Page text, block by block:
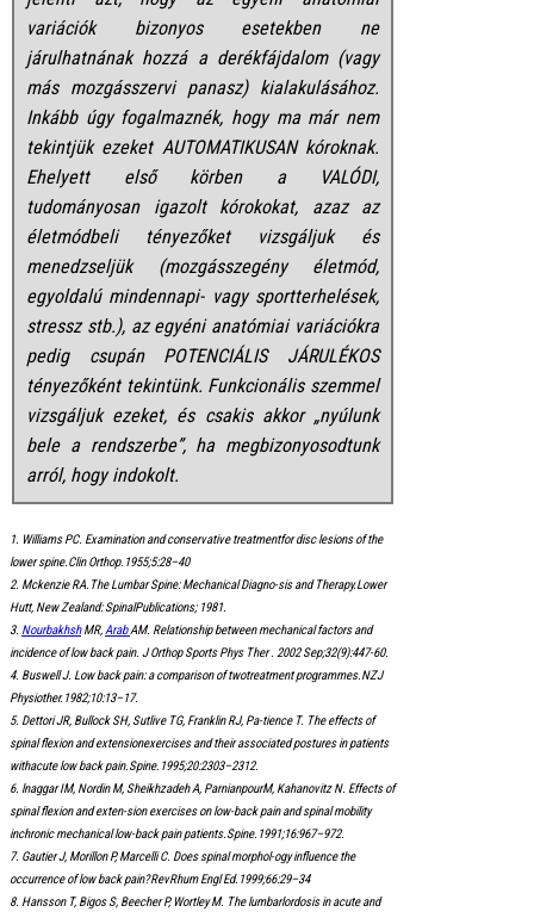
variációk bizonyos esetekben ne
járulhatnának hozzá a derékfájdalom (vagy
más mozgásszervi panasz) kialakulásához.
Inkább úgy fogalmaznék, hogy ma már nem
tekintjük ezeket AUTOMATIKUSAN kóroknak.
Ehelyett első körben a VALÓDI,
tudományosan igazolt kórokokat, azaz az
életmódbeli tényezőket vizsgáljuk és
menedzseljük (mozgásszegény életmód,
egyoldalú mindennapi- vagy sportterhelések,
stressz stb.), az egyéni anatómiai variációkra
pedig csupán POTENCIÁLIS JÁRULÉKOS
tényezőként tekintünk. Funkcionális szemmel
vizsgáljuk ezeket, és csakis akkor „nyúlunk
bele a rendszerbe”, ha megbizonyosodtunk
arról, hogy indokolt.
1. Williams PC. Examination and conservative treatmentfor disc lesions of the
lower spine.Clin Orthop.1955;5:28–40
2. Mckenzie RA.The Lumbar Spine: Mechanical Diagno-sis and Therapy.Lower
Hutt, New Zealand: SpinalPublications; 1981.
3. NourbakhshMR,ArabAM. Relationship between mechanical factors and
incidence of low back pain. J Orthop Sports Phys Ther . 2002 Sep;32(9):447-60.
4. Buswell J. Low back pain: a comparison of twotreatment programmes.NZJ
Physiother.1982;10:13–17.
5. Dettori JR, Bullock SH, Sutlive TG, Franklin RJ, Pa-tience T. The effects of
spinal flexion and extensionexercises and their associated postures in patients
withacute low back pain.Spine.1995;20:2303–2312.
6. lnaggar IM, Nordin M, Sheikhzadeh A, ParnianpourM, Kahanovitz N. Effects of
spinal flexion and exten-sion exercises on low-back pain and spinal mobility
inchronic mechanical low-back pain patients.Spine.1991;16:967–972.
7. Gautier J, Morillon P, Marcelli C. Does spinal morphol-ogy influence the
occurrence of low back pain?RevRhum Engl Ed.1999;66:29–34
8. Hansson T, Bigos S, Beecher P, Wortley M. The lumbarlordosis in acute and